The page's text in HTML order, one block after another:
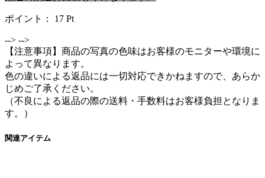
ポイント： 17 Pt
--> -->
【注意事項】商品の写真の色味はお客様のモニターや環境に
よって異なります。
色の違いによる返品には一切対応できかねますので、あらか
じめご了承ください。
（不良による返品の際の送料・手数料はお客様負担となりま
す。）
関連アイテム